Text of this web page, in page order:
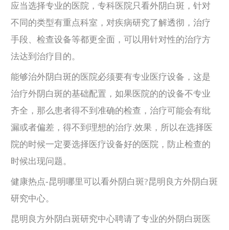
应当选择专业的医院，专科医院只看外阴白斑，针对
不同的类型有重点科室，对疾病研究了解透彻，治疗
手段、检查设备等都更全面，可以用针对性的治疗方
法达到治疗目的。
能够治外阴白斑的医院必须要有专业医疗设备，这是
治疗外阴白斑的基础配置，如果医院的的设备不专业
齐全，那么患者得不到准确的检查，治疗可能会有纰
漏或者偏差，得不到理想的治疗.效果，所以在选择医
院的时候一定要选择医疗设备好的医院，防止检查的
时候出现问题。
健康热点-昆明哪里可以看外阴白斑?昆明良方外阴白斑
研究中心。
昆明良方外阴白斑研究中心聘请了专业的外阴白斑医